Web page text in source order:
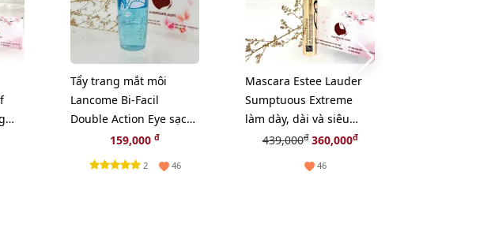
Tẩy trang mắt môi
Lancome Bi-Facil
Double Action Eye sạch
sâu và dịu nhẹ, 30ml
159,000đ
2 46
Mascara Estee Lauder
Sumptuous Extreme
làm dày, dài và siêu
cong, fullsize
439,000đ360,000đ
46